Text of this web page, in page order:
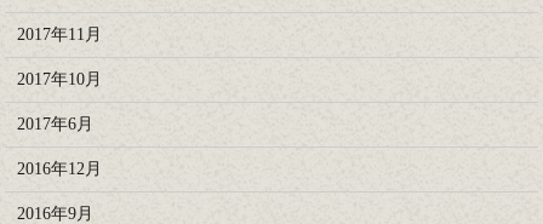
2017年11月
2017年10月
2017年6月
2016年12月
2016年9月